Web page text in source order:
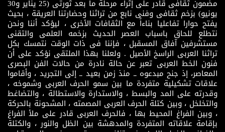
مضمون ثقافى قادر على إثراء مرحلة ما بعد ثورتى (25 يناير و30
يونيو) بزخم ثقافى وفنى نابع من تراثنا وحضارتنا العريقة ، بحيث
يفتح حوارا تفاعليا بناءاً مع الثقافات الأخرى ، ليؤكد أننا ونحن
نتطلع للحاق باسباب العصر الحديث بزخمه العلمى والتقنى
مستشرفين آفاق المسقبل ، فإننا فى ذات الوقت نتمسك بكل
تراثنا العربى الراسخ الأصيل . ولعلنا بهذا الملتقى نؤكد على أن
فنون الخط العربى تعبر عن حالة نادرة من حالات الفن البصرى
المعاصر، إذ جنح مبدعوه ــ منذ زمن بعيد ــ إلى التجريد ، وأقاموا
علاقات تشكيلية متفردة ما بين سمو الحرف العربى وشموخه ،
وقدرته على المد والبسط ، والاستدارة والاستطالة ، والتضاغط
والتخلخل ، وبين كتلة الحرف العربى المصمته ، المشحونة بالحركة
، وبين الفراغ المحيط بها ، فالحرف العربى قادر على ملأ الفراغ
بإقامة علاقاته المتفردة والمدهشة بين الظل والنور ، والكتلة